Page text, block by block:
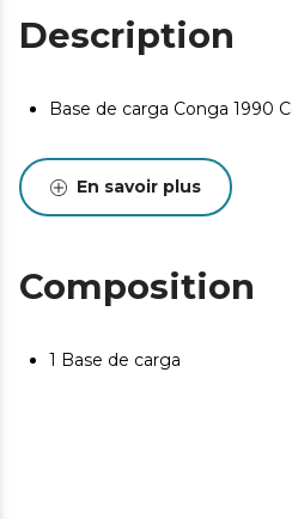
Description
Base de carga Conga 1990
En savoir plus
Composition
1 Base de carga